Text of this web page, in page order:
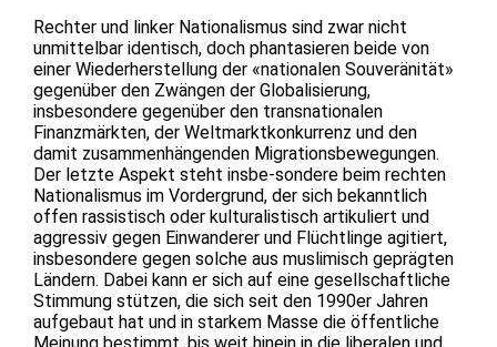
Rechter und linker Nationalismus sind zwar nicht
unmittelbar identisch, doch phantasieren beide von
einer Wiederherstellung der «nationalen Souveränität»
gegenüber den Zwängen der Globalisierung,
insbesondere gegenüber den transnationalen
Finanzmärkten, der Weltmarktkonkurrenz und den
damit zusammenhängenden Migrationsbewegungen.
Der letzte Aspekt steht insbe-sondere beim rechten
Nationalismus im Vordergrund, der sich bekanntlich
offen rassistisch oder kulturalistisch artikuliert und
aggressiv gegen Einwanderer und Flüchtlinge agitiert,
insbesondere gegen solche aus muslimisch geprägten
Ländern. Dabei kann er sich auf eine gesellschaftliche
Stimmung stützen, die sich seit den 1990er Jahren
aufgebaut hat und in starkem Masse die öffentliche